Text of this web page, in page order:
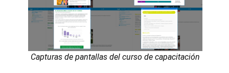
Capturas de pantallas del curso de capacitación